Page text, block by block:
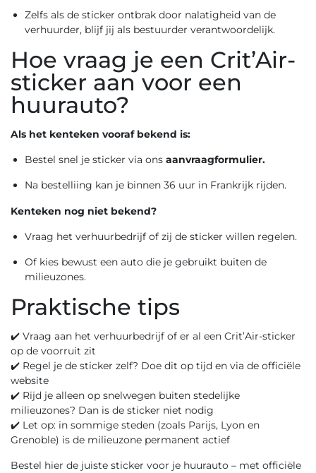
Zelfs als de sticker ontbrak door nalatigheid van de
verhuurder, blijf jij als bestuurder verantwoordelijk.
Hoe vraag je een Crit’Air-
sticker aan voor een
huurauto?
Als het kenteken vooraf bekend is:
Bestel snel je sticker via ons aanvraagformulier.
Na bestelliing kan je binnen 36 uur in Frankrijk rijden.
Kenteken nog niet bekend?
Vraag het verhuurbedrijf of zij de sticker willen regelen.
Of kies bewust een auto die je gebruikt buiten de
milieuzones.
Praktische tips
✔️ Vraag aan het verhuurbedrijf of er al een Crit’Air-sticker
op de voorruit zit
✔️ Regel je de sticker zelf? Doe dit op tijd en via de officiële
website
✔️ Rijd je alleen op snelwegen buiten stedelijke
milieuzones? Dan is de sticker niet nodig
✔️ Let op: in sommige steden (zoals Parijs, Lyon en
Grenoble) is de milieuzone permanent actief
Bestel hier de juiste sticker voor je huurauto – met officiële